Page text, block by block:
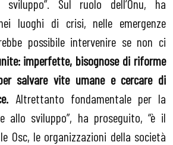
sviluppo”. Sul ruolo dell’Onu, ha
luoghi di crisi, nelle emergenze
possibile intervenire se non ci
imperfette, bisognose di riforme
salvare vite umane e cercare di
Altrettanto fondamentale per la
allo sviluppo”, ha proseguito, “è il
Osc, le organizzazioni della società